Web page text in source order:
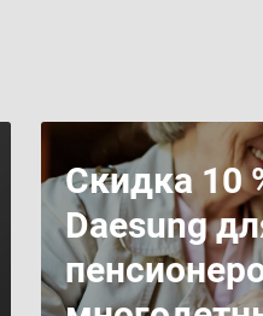
Скидка 10
Daesung